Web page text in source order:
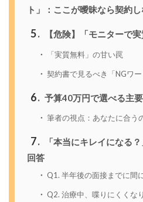
ト」：ここが曖昧なら契約
5 【危険】「モニターで
「実質無料」の甘い罠
契約書で見るべき「NGワ
6 予算40万円で選べる主
筆者の視点：あなたに合う
7
「本当にキレイになる
回答
Q1. 半年後の面接までに間
Q2. 治療中、喋りにくくな